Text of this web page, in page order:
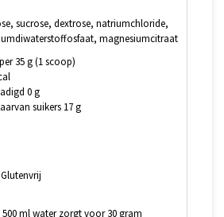
sucrose, dextrose, natriumchloride,
magnesiumcitraat
35 g (1 scoop)
0 g
suikers 17 g
ml water zorgt voor 30 gram